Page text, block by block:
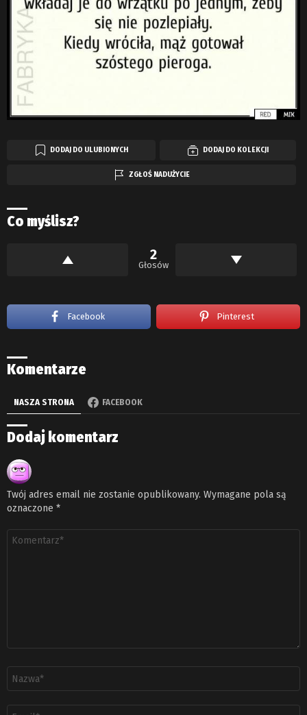
DODAJ DO ULUBIONYCH DODAJ DO KOLEKCJI
ZGŁOŚ NADUŻYCIE
Co myślisz?
2
Głosów
Facebook Pinterest
Komentarze
NASZA STRONA FACEBOOK
Dodaj komentarz
Twój adres email nie zostanie opublikowany. Wymagane pola są
oznaczone *
Komentarz